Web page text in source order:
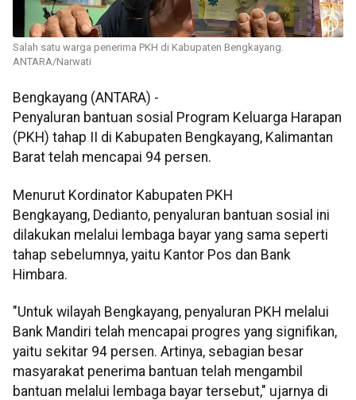
Salah satu warga penerima PKH di Kabupaten Bengkayang.
ANTARA/Narwati
Bengkayang (ANTARA) -
Penyaluran bantuan sosial Program Keluarga Harapan
(PKH) tahap II di Kabupaten Bengkayang, Kalimantan
Barat telah mencapai 94 persen.
Menurut Kordinator Kabupaten PKH
Bengkayang, Dedianto, penyaluran bantuan sosial ini
dilakukan melalui lembaga bayar yang sama seperti
tahap sebelumnya, yaitu Kantor Pos dan Bank
Himbara.
"Untuk wilayah Bengkayang, penyaluran PKH melalui
Bank Mandiri telah mencapai progres yang signifikan,
yaitu sekitar 94 persen. Artinya, sebagian besar
masyarakat penerima bantuan telah mengambil
bantuan melalui lembaga bayar tersebut," ujarnya di